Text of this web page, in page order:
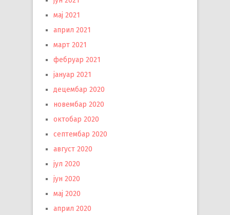
мај 2021
април 2021
март 2021
фебруар 2021
јануар 2021
децембар 2020
новембар 2020
октобар 2020
септембар 2020
август 2020
јул 2020
јун 2020
мај 2020
април 2020